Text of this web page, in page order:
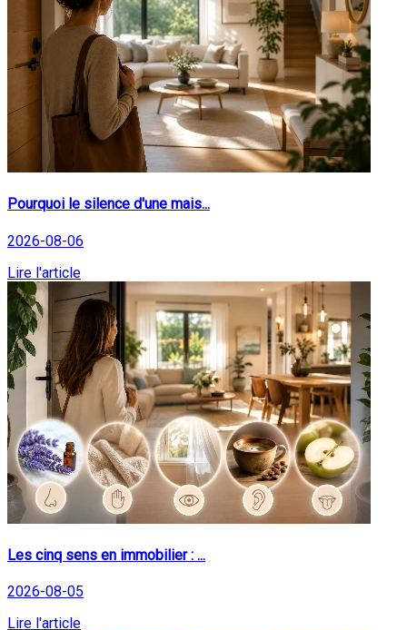
Pourquoi le silence d'une mais...
2026-08-06
Lire l'article
Les cinq sens en immobilier : ...
2026-08-05
Lire l'article